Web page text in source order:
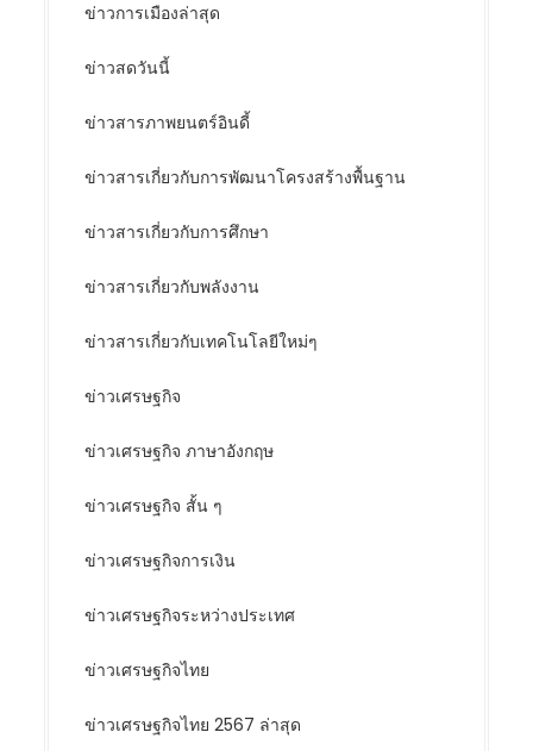
ข่าวการเมืองล่าสุด
ข่าวสดวันนี้
ข่าวสารภาพยนตร์อินดี้
ข่าวสารเกี่ยวกับการพัฒนาโครงสร้างพื้นฐาน
ข่าวสารเกี่ยวกับการศึกษา
ข่าวสารเกี่ยวกับพลังงาน
ข่าวสารเกี่ยวกับเทคโนโลยีใหม่ๆ
ข่าวเศรษฐกิจ
ข่าวเศรษฐกิจ ภาษาอังกฤษ
ข่าวเศรษฐกิจ สั้น ๆ
ข่าวเศรษฐกิจการเงิน
ข่าวเศรษฐกิจระหว่างประเทศ
ข่าวเศรษฐกิจไทย
ข่าวเศรษฐกิจไทย 2567 ล่าสุด